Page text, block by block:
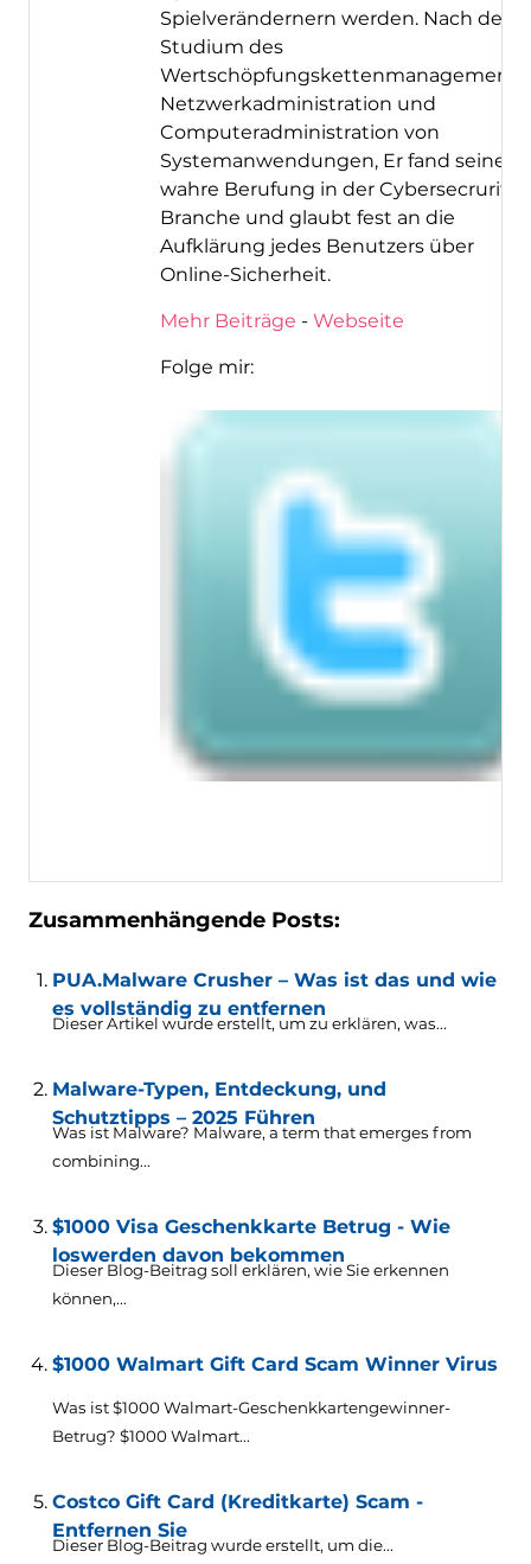
Spielverändernern werden. Nach dem
Studium des
Wertschöpfungskettenmanagements,
Netzwerkadministration und
Computeradministration von
Systemanwendungen, Er fand seine
wahre Berufung in der Cybersecrurity-
Branche und glaubt fest an die
Aufklärung jedes Benutzers über
Online-Sicherheit.
Mehr Beiträge - Webseite
Folge mir:
Zusammenhängende Posts:
PUA.Malware Crusher – Was ist das und wie
es vollständig zu entfernen
Dieser Artikel wurde erstellt, um zu erklären, was...
Malware-Typen, Entdeckung, und
Schutztipps – 2025 Führen
Was ist Malware? Malware, a term that emerges from
combining...
$1000 Visa Geschenkkarte Betrug - Wie
loswerden davon bekommen
Dieser Blog-Beitrag soll erklären, wie Sie erkennen
können,...
$1000 Walmart Gift Card Scam Winner Virus
Was ist $1000 Walmart-Geschenkkartengewinner-
Betrug? $1000Walmart...
Costco Gift Card (Kreditkarte) Scam -
Entfernen Sie
Dieser Blog-Beitrag wurde erstellt, um die...